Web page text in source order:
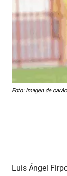
Foto: Imagen de
Luis Ángel